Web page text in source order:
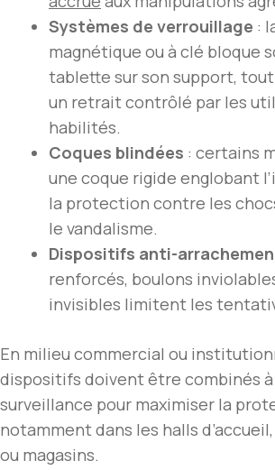
Systèmes de verrouillage :
magnétique ou à clé bloque
tablette sur son support,
un retrait contrôlé par les
habilités.
Coques blindées : certains
une coque rigide englobant
la protection contre les
le vandalisme.
Dispositifs anti-
renforcés, boulons
invisibles limitent les
En milieu commercial ou
dispositifs doivent être combinés
surveillance pour maximiser la
notamment dans les halls
ou magasins.